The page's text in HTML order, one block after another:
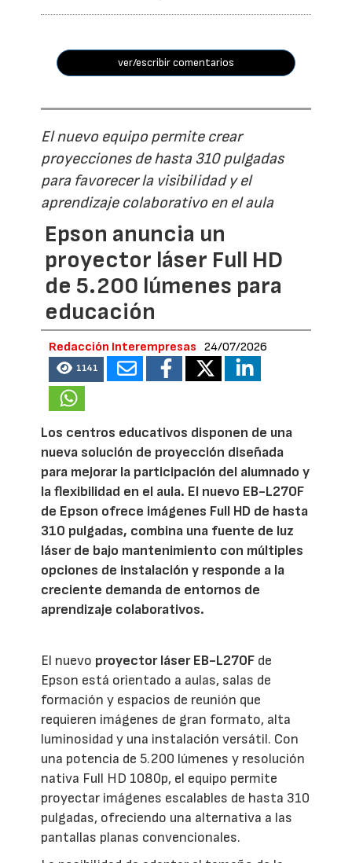
ver/escribir comentarios
El nuevo equipo permite crear
proyecciones de hasta 310 pulgadas
para favorecer la visibilidad y el
aprendizaje colaborativo en el aula
Epson anuncia un
proyector láser Full HD
de 5.200 lúmenes para
educación
Redacción Interempresas 24/07/2026
1141
Los centros educativos disponen de una
nueva solución de proyección diseñada
para mejorar la participación del alumnado y
la flexibilidad en el aula. El nuevo EB-L270F
de Epson ofrece imágenes Full HD de hasta
310 pulgadas, combina una fuente de luz
láser de bajo mantenimiento con múltiples
opciones de instalación y responde a la
creciente demanda de entornos de
aprendizaje colaborativos.
El nuevo proyector láser EB-L270F de
Epson está orientado a aulas, salas de
formación y espacios de reunión que
requieren imágenes de gran formato, alta
luminosidad y una instalación versátil. Con
una potencia de 5.200 lúmenes y resolución
nativa Full HD 1080p, el equipo permite
proyectar imágenes escalables de hasta 310
pulgadas, ofreciendo una alternativa a las
pantallas planas convencionales.